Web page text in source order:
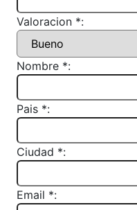
Valoracion *:
Nombre *:
Pais *:
Ciudad *:
Email *: